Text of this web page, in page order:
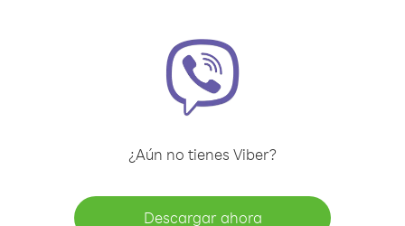
¿Aún no tienes Viber?
Descargar ahora